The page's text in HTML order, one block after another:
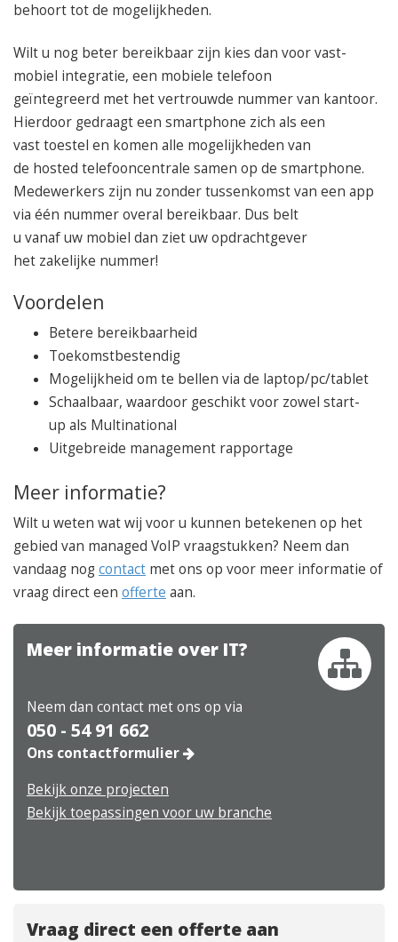
behoort tot de mogelijkheden.
Wilt u nog beter bereikbaar zijn kies dan voor vast-
mobiel integratie, een mobiele telefoon
geïntegreerd met het vertrouwde nummer van kantoor.
Hierdoor gedraagt een smartphone zich als een
vast toestel en komen alle mogelijkheden van
de hosted telefooncentrale samen op de smartphone.
Medewerkers zijn nu zonder tussenkomst van een app
via één nummer overal bereikbaar. Dus belt
u vanaf uw mobiel dan ziet uw opdrachtgever
het zakelijke nummer!
Voordelen
Betere bereikbaarheid
Toekomstbestendig
Mogelijkheid om te bellen via de laptop/pc/tablet
Schaalbaar, waardoor geschikt voor zowel start-
up als Multinational
Uitgebreide management rapportage
Meer informatie?
Wilt u weten wat wij voor u kunnen betekenen op het
gebied van managed VoIP vraagstukken? Neem dan
vandaag nogcontact met ons op voor meer informatie of
vraag direct een offerte aan.
Meer informatie over IT?
Neem dan contact met ons op via
050 - 54 91 662
Ons contactformulier
Bekijk onze projecten
Bekijk toepassingen voor uw branche
Vraag direct een offerte aan